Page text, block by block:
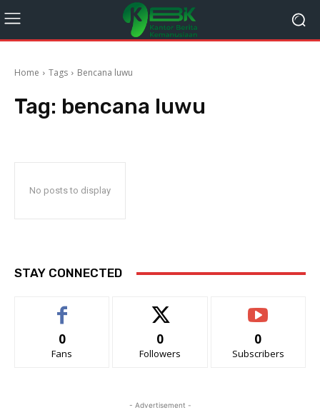
Home Tags Bencana luwu
Tag: bencana luwu
No posts to display
STAY CONNECTED
0
Fans
0
Followers
0
Subscribers
- Advertisement -